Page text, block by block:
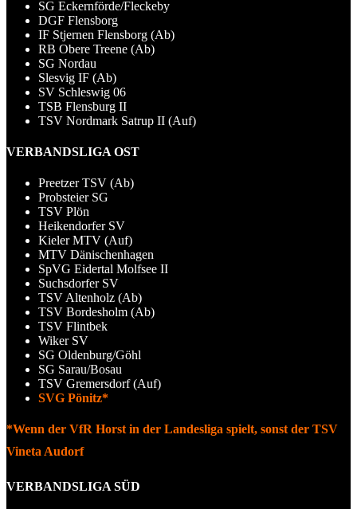
SG Eckernförde/Fleckeby
DGF Flensborg
IF Stjernen Flensborg (Ab)
RB Obere Treene (Ab)
SG Nordau
Slesvig IF (Ab)
SV Schleswig 06
TSB Flensburg II
TSV Nordmark Satrup II (Auf)
VERBANDSLIGA OST
Preetzer TSV (Ab)
Probsteier SG
TSV Plön
Heikendorfer SV
Kieler MTV (Auf)
MTV Dänischenhagen
SpVG Eidertal Molfsee II
Suchsdorfer SV
TSV Altenholz (Ab)
TSV Bordesholm (Ab)
TSV Flintbek
Wiker SV
SG Oldenburg/Göhl
SG Sarau/Bosau
TSV Gremersdorf (Auf)
SVG Pönitz*
*Wenn der VfR Horst in der Landesliga spielt, sonst der TSV
Vineta Audorf
VERBANDSLIGA SÜD